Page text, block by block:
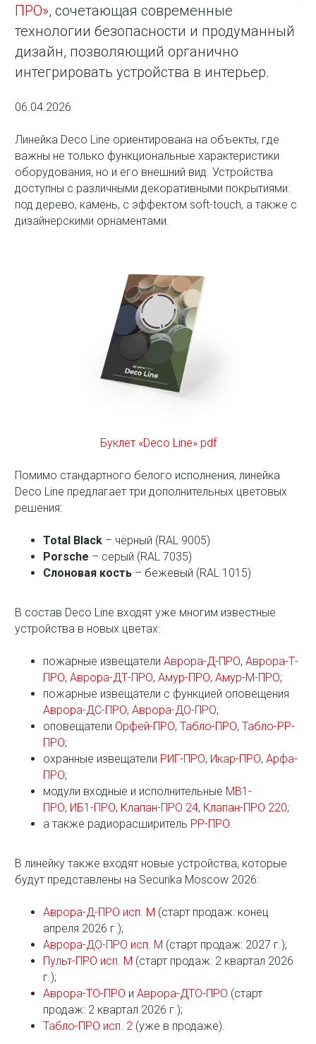
ПРО», сочетающая современные
технологии безопасности и продуманный
дизайн, позволяющий органично
интегрировать устройства в интерьер.
06.04.2026
Линейка Deco Line ориентирована на объекты, где
важны не только функциональные характеристики
оборудования, но и его внешний вид. Устройства
доступны с различными декоративными покрытиями:
под дерево, камень, с эффектом soft-touch, а также с
дизайнерскими орнаментами.
Буклет «Deco Line».pdf
Помимо стандартного белого исполнения, линейка
Deco Line предлагает три дополнительных цветовых
решения:
Total Black – чёрный (RAL 9005)
Porsche – серый (RAL 7035)
Слоновая кость – бежевый (RAL 1015)
В состав Deco Line входят уже многим известные
устройства в новых цветах:
пожарные извещатели Аврора-Д-ПРО, Аврора-Т-
ПРО, Аврора-ДТ-ПРО, Амур-ПРО, Амур-М-ПРО;
пожарные извещатели с функцией оповещения
Аврора-ДС-ПРО, Аврора-ДО-ПРО;
оповещатели Орфей-ПРО, Табло-ПРО, Табло-РР-
ПРО;
охранные извещатели РИГ-ПРО, Икар-ПРО, Арфа-
ПРО;
модули входные и исполнительные МВ1-
ПРО, ИБ1-ПРО, Клапан-ПРО 24, Клапан-ПРО 220;
а также радиорасширитель РР-ПРО.
В линейку также входят новые устройства, которые
будут представлены на Securika Moscow 2026:
Аврора-Д-ПРО исп. М (старт продаж: конец
апреля 2026 г.);
Аврора-ДО-ПРО исп. М (старт продаж: 2027 г.);
Пульт-ПРО исп. М (старт продаж: 2 квартал 2026
г.);
Аврора-ТО-ПРО и Аврора-ДТО-ПРО (старт
продаж: 2 квартал 2026 г.);
Табло-ПРО исп. 2 (уже в продаже).